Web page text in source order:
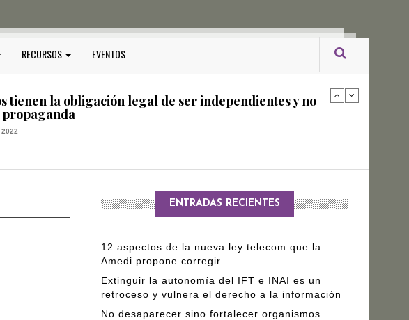
RECURSOS EVENTOS
tienen la obligación legal de ser independientes y no
2022
e IFT deben garantizar independencia editorial de
ENTRADAS RECIENTES
12 aspectos de la nueva ley telecom que la
Amedi propone corregir
Extinguir la autonomía del IFT e INAI es un
retroceso y vulnera el derecho a la información
No desaparecer sino fortalecer organismos